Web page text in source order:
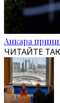
Анкара
ЧИТАЙТЕ